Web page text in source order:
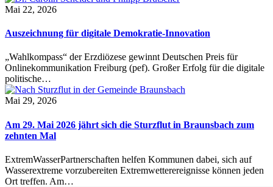
Mai 22, 2026
Auszeichnung für digitale Demokratie-Innovation
„Wahlkompass“ der Erzdiözese gewinnt Deutschen Preis für
Onlinekommunikation Freiburg (pef). Großer Erfolg für die digitale
politische…
Mai 29, 2026
Am 29. Mai 2026 jährt sich die Sturzflut in Braunsbach zum
zehnten Mal
ExtremWasserPartnerschaften helfen Kommunen dabei, sich auf
Wasserextreme vorzubereiten Extremwetterereignisse können jeden
Ort treffen. Am…